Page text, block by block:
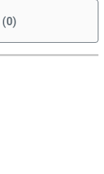
(0)